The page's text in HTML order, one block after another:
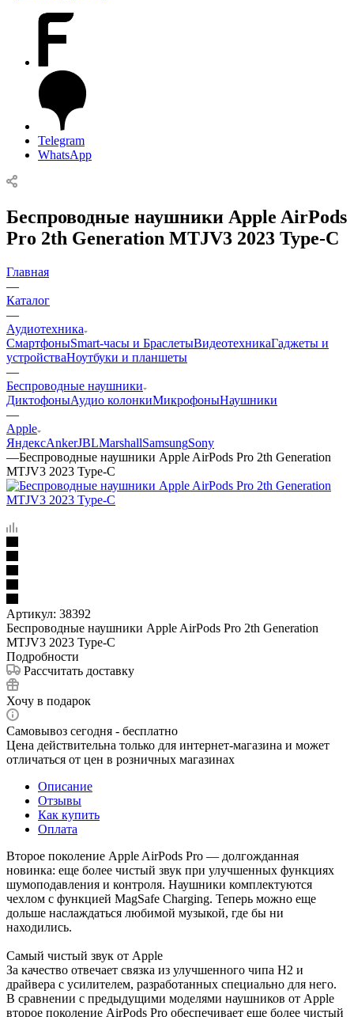
Telegram
WhatsApp
Беспроводные наушники Apple AirPods
Pro 2th Generation MTJV3 2023 Type-C
Главная
—
Каталог
—
Аудиотехника
СмартфоныSmart-часы и БраслетыВидеотехникаГаджеты и
устройстваНоутбуки и планшеты
—
Беспроводные наушники
ДиктофоныАудио колонкиМикрофоныНаушники
—
Apple
ЯндексAnkerJBLMarshallSamsungSony
—Беспроводные наушники Apple AirPods Pro 2th Generation
MTJV3 2023 Type-C
Артикул: 38392
Беспроводные наушники Apple AirPods Pro 2th Generation
MTJV3 2023 Type-C
Подробности
Рассчитать доставку
Хочу в подарок
Самовывоз сегодня - бесплатно
Цена действительна только для интернет-магазина и может
отличаться от цен в розничных магазинах
Описание
Отзывы
Как купить
Оплата
Второе поколение Apple AirPods Pro — долгожданная
новинка: еще более чистый звук при улучшенных функциях
шумоподавления и контроля. Наушники комплектуются
чехлом с функцией MagSafe Charging. Теперь можно еще
дольше наслаждаться любимой музыкой, где бы ни
находились.
Самый чистый звук от Apple
За качество отвечает связка из улучшенного чипа Н2 и
драйвера с усилителем, разработанных специально для него.
В сравнении с предыдущими моделями наушников от Apple
второе поколение AirPods Pro обеспечивает еще более чистый